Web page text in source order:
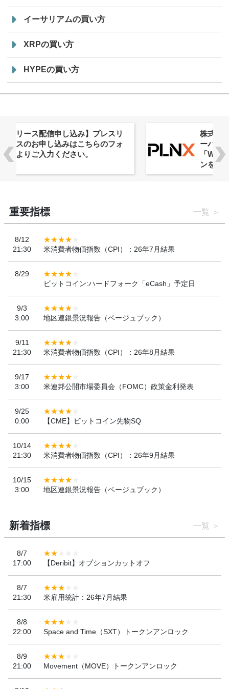
イーサリアムの買い方
XRPの買い方
HYPEの買い方
株式会社PlnX、アジア最大級のグロ
ーバルWeb3カンファレンス
「WebX2026」とのコラボレーショ
重要指標 一覧
8/12
21:30
米消費者物価指数（CPI）：26年7月結果
8/29
ビットコイン:ハードフォーク「eCash」予定日
9/3
3:00
地区連銀景況報告（ベージュブック）
9/11
21:30
米消費者物価指数（CPI）：26年8月結果
9/17
3:00
米連邦公開市場委員会（FOMC）政策金利発表
9/25
0:00
【CME】ビットコイン先物SQ
10/14
21:30
米消費者物価指数（CPI）：26年9月結果
10/15
3:00
地区連銀景況報告（ベージュブック）
新着指標 一覧
8/7
17:00
【Deribit】オプションカットオフ
8/7
21:30
米雇用統計：26年7月結果
8/8
22:00
Space and Time（SXT）トークンアンロック
8/9
21:00
Movement（MOVE）トークンアンロック